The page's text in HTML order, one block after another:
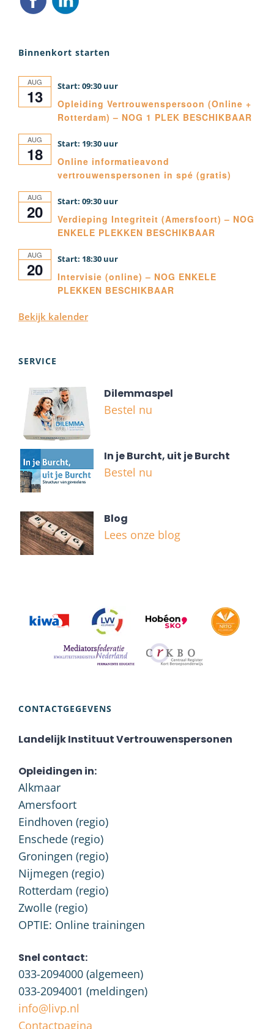
Binnenkort starten
AUG
13 09:30
Opleiding Vertrouwenspersoon (Online +
Rotterdam) – NOG 1 PLEK BESCHIKBAAR
AUG
18 19:30
Online informatieavond
vertrouwenspersonen in spé (gratis)
AUG
20 09:30
Verdieping Integriteit (Amersfoort) – NOG
ENKELE PLEKKEN BESCHIKBAAR
AUG
20 18:30
Intervisie (online) – NOG ENKELE
PLEKKEN BESCHIKBAAR
Bekijk kalender
SERVICE
Dilemmaspel
Bestel nu
In je Burcht, uit je Burcht
Bestel nu
Blog
Lees onze blog
CONTACTGEGEVENS
Landelijk Instituut Vertrouwenspersonen
Opleidingen in:
Alkmaar
Amersfoort
Eindhoven (regio)
Enschede (regio)
Groningen (regio)
Nijmegen (regio)
Rotterdam (regio)
Zwolle (regio)
OPTIE: Online trainingen
Snel contact:
033-2094000 (algemeen)
033-2094001 (meldingen)
info@livp.nl
Contactpagina